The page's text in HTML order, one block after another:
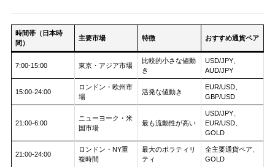
時間帯（日本時
間）
主要市場 特徴 おすすめ通貨ペア
7:00-15:00 東京・アジア市場
比較的小さな値動
き
USD/JPY、
AUD/JPY
15:00-24:00
ロンドン・欧州市
場
活発な値動き
EUR/USD、
GBP/USD
21:00-6:00
ニューヨーク・米
国市場
最も流動性が高い
USD/JPY、
EUR/USD、
GOLD
21:00-24:00
ロンドン・NY重
複時間
最大のボラティリ
ティ
全主要通貨ペア、
GOLD